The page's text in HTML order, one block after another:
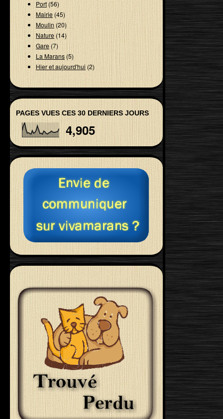
Port(56)
Mairie(45)
Moulin(20)
Nature(14)
Gare (7)
La Marans(5)
Hier et aujourd'hui (2)
PAGES VUES CES 30 DERNIERS JOURS
4,905